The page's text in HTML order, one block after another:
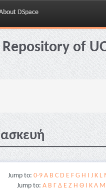
DSpace
Repository of
Jump to: 0-9 A B C D E F G H I J K L
Jump to: Α Β Γ Δ Ε Ζ Η Θ Ι Κ Λ Μ